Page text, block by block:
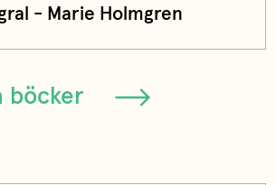
- Marie Holmgren
böcker